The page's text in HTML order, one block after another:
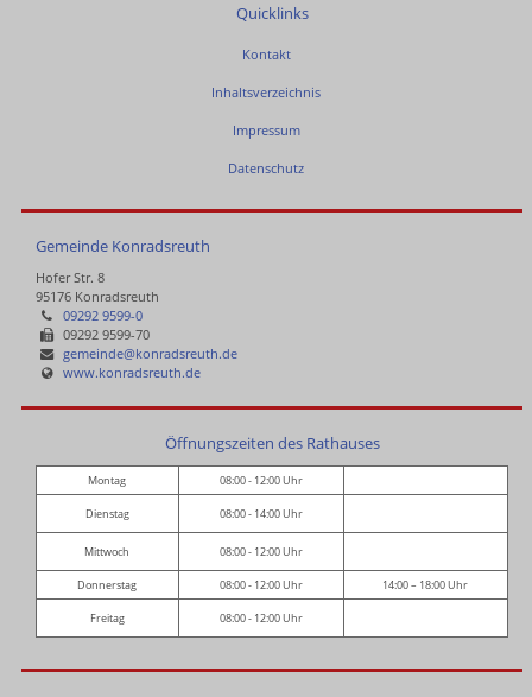
Quicklinks
Kontakt
Inhaltsverzeichnis
Impressum
Datenschutz
Gemeinde Konradsreuth
Hofer Str. 8
95176 Konradsreuth
09292 9599-0
09292 9599-70
gemeinde@konradsreuth.de
www.konradsreuth.de
Öffnungszeiten des Rathauses
Montag 08:00 - 12:00 Uhr
Dienstag 08:00 - 14:00 Uhr
Mittwoch 08:00 - 12:00 Uhr
Donnerstag 08:00 - 12:00 Uhr 14:00 – 18:00 Uhr
Freitag 08:00 - 12:00 Uhr